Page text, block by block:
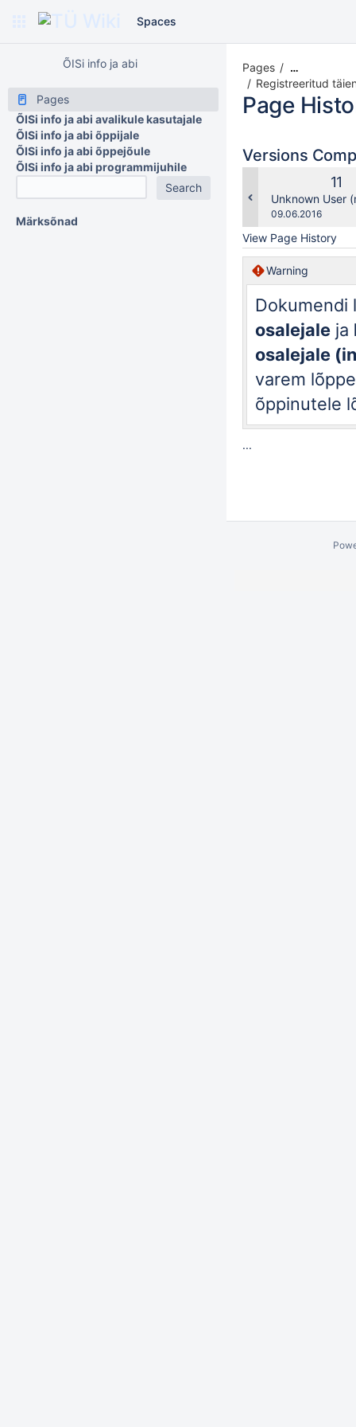
Spaces
ÕISi info ja abi
Pages
ÕISi info ja abi avalikule kasutajale
ÕISi info ja abi õppijale
ÕISi info ja abi õppejõule
ÕISi info ja abi programmijuhile
Märksõnad
Pages …
Registreeritud
Page
Versions
Old
11
Unknown User
Saved
09.06.2016
View Page History
Warning
osalejale ja
osalejale
varem
õppinutele
...